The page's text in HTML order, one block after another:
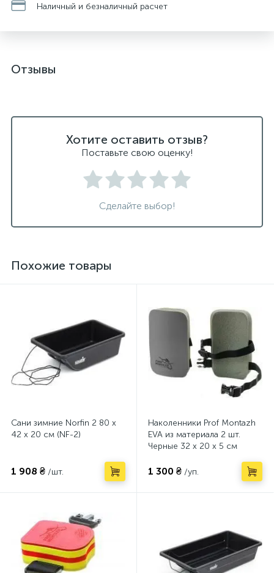
Наличный и безналичный расчет
Отзывы
Хотите оставить отзыв?
Поставьте свою оценку!
Сделайте выбор!
Похожие товары
Сани зимние Norfin 2 80 x
42 x 20 см (NF-2)
1 908 ₴ /шт.
Наколенники Prof Montazh
EVA из материала 2 шт.
Черные 32 x 20 x 5 см
1 300 ₴ /уп.